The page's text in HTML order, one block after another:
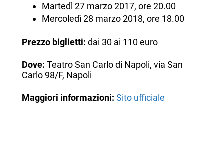
Martedì 27 marzo 2017, ore 20.00
Mercoledì 28 marzo 2018, ore 18.00
Prezzo biglietti: dai 30 ai 110 euro
Dove: Teatro San Carlo di Napoli, via San
Carlo 98/F, Napoli
Maggiori informazioni: Sito ufficiale